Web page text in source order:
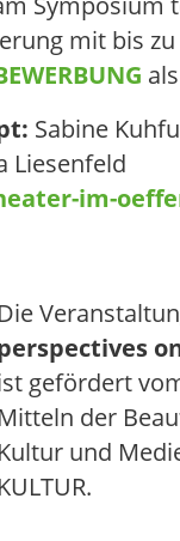
mit bis zu
Sabine
Liesenfeld
im-
Die
gefördert
Mitteln der
Kultur und
KULTUR.